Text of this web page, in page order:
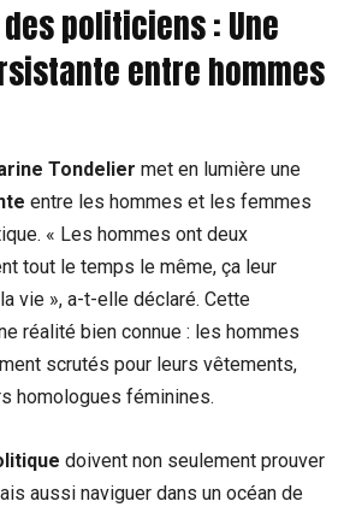
politiciens : Une
entre hommes
Tondelier met en lumière une
entre les hommes et les femmes
« Les hommes ont deux
tout le temps le même, ça leur
vie », a-t-elle déclaré. Cette
réalité bien connue : les hommes
scrutés pour leurs vêtements,
homologues féminines.
doivent non seulement prouver
aussi naviguer dans un océan de